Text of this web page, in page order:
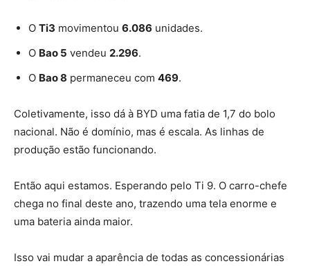
O Ti3 movimentou 6.086 unidades.
O Bao 5 vendeu 2.296.
O Bao 8 permaneceu com 469.
Coletivamente, isso dá à BYD uma fatia de 1,7 do bolo
nacional. Não é domínio, mas é escala. As linhas de
produção estão funcionando.
Então aqui estamos. Esperando pelo Ti 9. O carro-chefe
chega no final deste ano, trazendo uma tela enorme e
uma bateria ainda maior.
Isso vai mudar a aparência de todas as concessionárias